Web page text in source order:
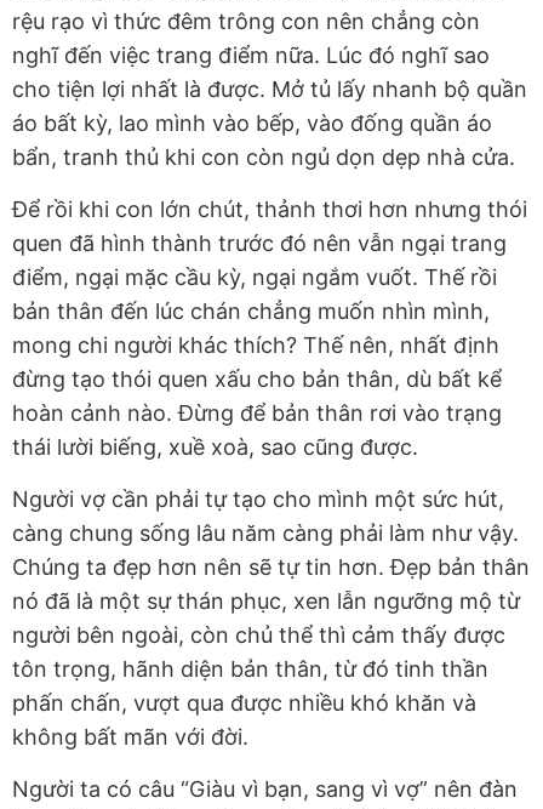
rệu rạo vì thức đêm trông con nên chẳng còn
nghĩ đến việc trang điểm nữa. Lúc đó nghĩ sao
cho tiện lợi nhất là được. Mở tủ lấy nhanh bộ quần
áo bất kỳ, lao mình vào bếp, vào đống quần áo
bẩn, tranh thủ khi con còn ngủ dọn dẹp nhà cửa.
Để rồi khi con lớn chút, thảnh thơi hơn nhưng thói
quen đã hình thành trước đó nên vẫn ngại trang
điểm, ngại mặc cầu kỳ, ngại ngắm vuốt. Thế rồi
bản thân đến lúc chán chẳng muốn nhìn mình,
mong chi người khác thích? Thế nên, nhất định
đừng tạo thói quen xấu cho bản thân, dù bất kể
hoàn cảnh nào. Đừng để bản thân rơi vào trạng
thái lười biếng, xuề xoà, sao cũng được.
Người vợ cần phải tự tạo cho mình một sức hút,
càng chung sống lâu năm càng phải làm như vậy.
Chúng ta đẹp hơn nên sẽ tự tin hơn. Đẹp bản thân
nó đã là một sự thán phục, xen lẫn ngưỡng mộ từ
người bên ngoài, còn chủ thể thì cảm thấy được
tôn trọng, hãnh diện bản thân, từ đó tinh thần
phấn chấn, vượt qua được nhiều khó khăn và
không bất mãn với đời.
Người ta có câu “Giàu vì bạn, sang vì vợ” nên đàn